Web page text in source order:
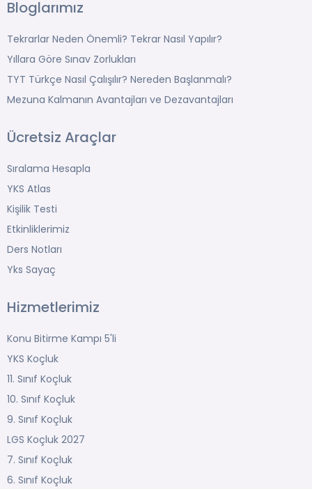
Bloglarımız
Tekrarlar Neden Önemli? Tekrar Nasıl Yapılır?
Yıllara Göre Sınav Zorlukları
TYT Türkçe Nasıl Çalışılır? Nereden Başlanmalı?
Mezuna Kalmanın Avantajları ve Dezavantajları
Ücretsiz Araçlar
Sıralama Hesapla
YKS Atlas
Kişilik Testi
Etkinliklerimiz
Ders Notları
Yks Sayaç
Hizmetlerimiz
Konu Bitirme Kampı 5'li
YKS Koçluk
11. Sınıf Koçluk
10. Sınıf Koçluk
9. Sınıf Koçluk
LGS Koçluk 2027
7. Sınıf Koçluk
6. Sınıf Koçluk